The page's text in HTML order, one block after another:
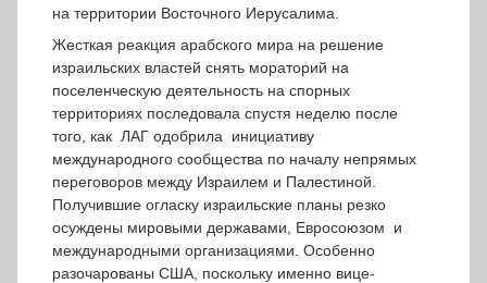
на территории Восточного Иерусалима.
Жесткая реакция арабского мира на решение
израильских властей снять мораторий на
поселенческую деятельность на спорных
территориях последовала спустя неделю после
того, как ЛАГ одобрила инициативу
международного сообщества по началу непрямых
переговоров между Израилем и Палестиной.
Получившие огласку израильские планы резко
осуждены мировыми державами, Евросоюзом и
международными организациями. Особенно
разочарованы США, поскольку именно вице-